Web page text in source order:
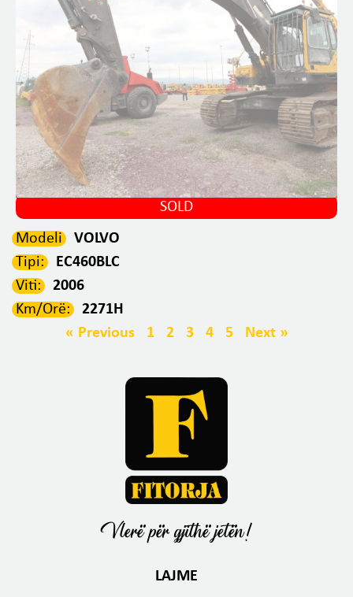
SOLD
Modeli
VOLVO
Tipi:
EC460BLC
Viti:
2006
Km/Orë:
2271H
« Previous
1 2 3 4 5 Next »
Vlerë për gjithë jetën!
LAJME